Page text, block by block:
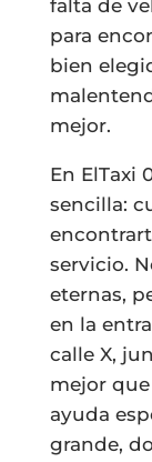
falta de
para
bien
mejor.
En ElTaxi
sencilla:
servicio.
eternas,
en la
calle X,
mejor que
ayuda
grande,